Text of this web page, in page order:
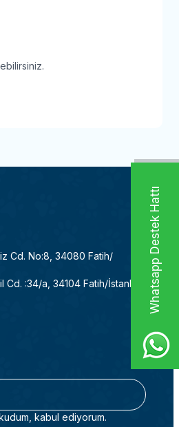
Whatsapp Destek Hattı
Cd. No:8, 34080 Fatih/
:34/a, 34104 Fatih/İstanbul
kabul ediyorum.